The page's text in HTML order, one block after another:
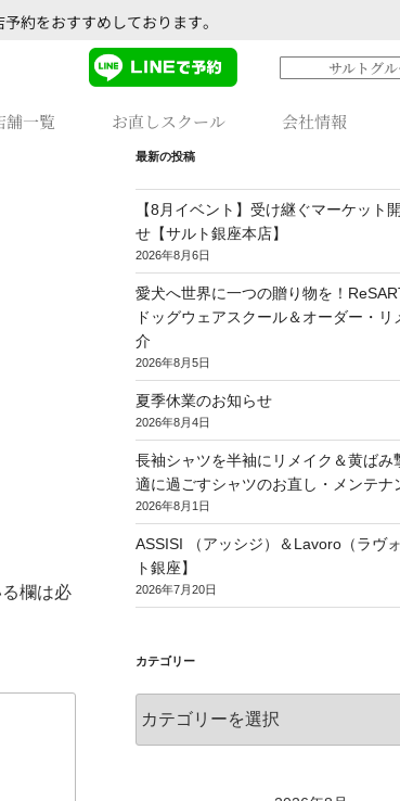
約をおすすめしております。
サルトグ
舗一覧 お直しスクール 会社情報
欄は必
最新の投稿
【8月イベント】受け継ぐマーケット
せ【サルト銀座本店】
2026年8月6日
愛犬へ世界に一つの贈り物を！
ドッグウェアスクール＆オーダー・リ
介
2026年8月5日
夏季休業のお知らせ
2026年8月4日
長袖シャツを半袖にリメイク＆黄ばみ
適に過ごすシャツのお直し・メンテナ
2026年8月1日
ASSISI （アッシジ）＆Lavoro（ラヴ
ト銀座】
2026年7月20日
カテゴリー